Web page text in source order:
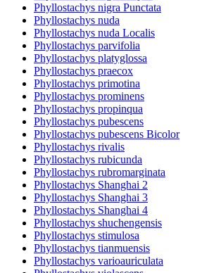
Phyllostachys nigra Punctata
Phyllostachys nuda
Phyllostachys nuda Localis
Phyllostachys parvifolia
Phyllostachys platyglossa
Phyllostachys praecox
Phyllostachys primotina
Phyllostachys prominens
Phyllostachys propinqua
Phyllostachys pubescens
Phyllostachys pubescens Bicolor
Phyllostachys rivalis
Phyllostachys rubicunda
Phyllostachys rubromarginata
Phyllostachys Shanghai 2
Phyllostachys Shanghai 3
Phyllostachys Shanghai 4
Phyllostachys shuchengensis
Phyllostachys stimulosa
Phyllostachys tianmuensis
Phyllostachys varioauriculata